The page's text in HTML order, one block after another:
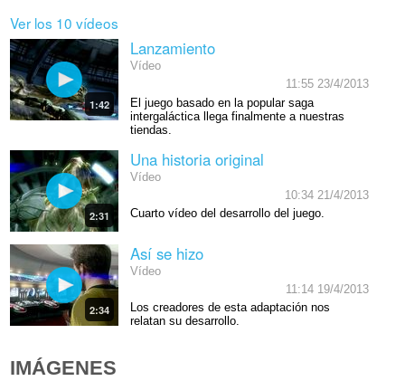
Ver los 10 vídeos
1:42
Lanzamiento
Vídeo
11:55 23/4/2013
El juego basado en la popular saga
intergaláctica llega finalmente a nuestras
tiendas.
2:31
Una historia original
Vídeo
10:34 21/4/2013
Cuarto vídeo del desarrollo del juego.
2:34
Así se hizo
Vídeo
11:14 19/4/2013
Los creadores de esta adaptación nos
relatan su desarrollo.
IMÁGENES